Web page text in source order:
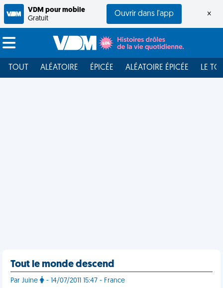
VDM pour mobile
Gratuit
Ouvrir dans l'app ×
TOUT ALÉATOIRE ÉPICÉE ALÉATOIRE ÉPICÉE LE
Tout le monde descend
Par Juine - 14/07/2011 15:47 - France